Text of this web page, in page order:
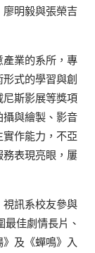
明毅與張榮吉
業的系所，專
式的學習與創
斯影展等獎項
與繪製、影音
作能力，不亞
表現亮眼，屢
訊系校友參與
佳劇情長片、
及《蟬鳴》入